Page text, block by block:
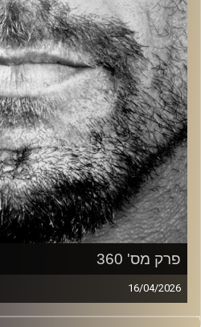
פרק מס' 360
16/04/2026
זיפים, מוזיקה מחוספסת של